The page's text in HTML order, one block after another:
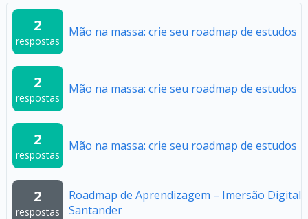
2
respostas
Mão na massa: crie seu roadmap de estudos
2
respostas
Mão na massa: crie seu roadmap de estudos
2
respostas
Mão na massa: crie seu roadmap de estudos
2
respostas
Roadmap de Aprendizagem – Imersão Digital
Santander